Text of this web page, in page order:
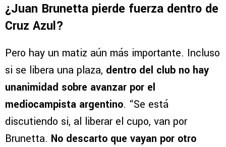
¿Juan Brunetta pierde fuerza dentro de
Cruz Azul?
Pero hay un matiz aún más importante. Incluso
si se libera una plaza, dentro del club no hay
unanimidad sobre avanzar por el
mediocampista argentino. “Se está
discutiendo si, al liberar el cupo, van por
Brunetta. No descarto que vayan por otro